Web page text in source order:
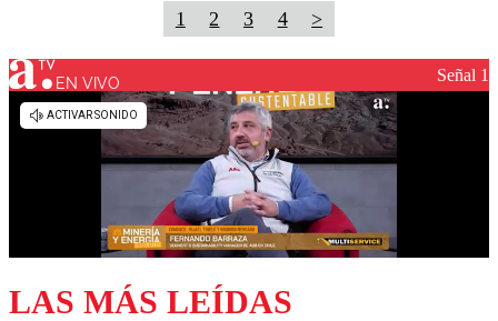
1 2 3 4 >
EN VIVO Señal 1
LAS MÁS LEÍDAS